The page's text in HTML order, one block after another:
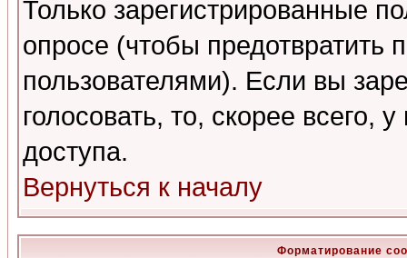
Только зарегистрированные
опросе (чтобы предотвратить
пользователями). Если вы
голосовать, то, скорее всего,
доступа.
Вернуться к началу
Форматирование